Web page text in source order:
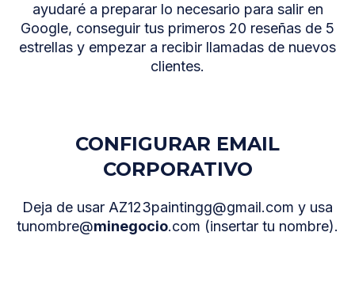
ayudaré a preparar lo necesario para salir en
Google, conseguir tus primeros 20 reseñas de 5
estrellas y empezar a recibir llamadas de nuevos
clientes.
CONFIGURAR EMAIL
CORPORATIVO
Deja de usar AZ123paintingg@gmail.com y usa
tunombre@minegocio.com (insertar tu nombre).